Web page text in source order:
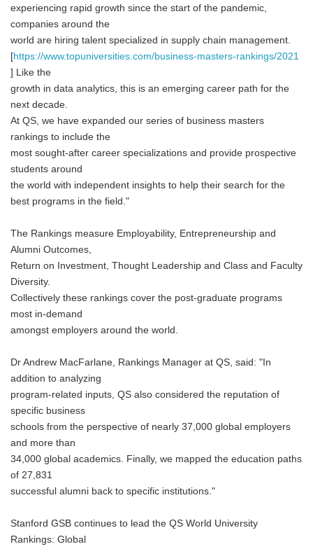
experiencing rapid growth since the start of the pandemic,
companies around the
world are hiring talent specialized in supply chain management.
[https://www.topuniversities.com/business-masters-rankings/2021
] Like the
growth in data analytics, this is an emerging career path for the
next decade.
At QS, we have expanded our series of business masters
rankings to include the
most sought-after career specializations and provide prospective
students around
the world with independent insights to help their search for the
best programs in the field."
The Rankings measure Employability, Entrepreneurship and
Alumni Outcomes,
Return on Investment, Thought Leadership and Class and Faculty
Diversity.
Collectively these rankings cover the post-graduate programs
most in-demand
amongst employers around the world.
Dr Andrew MacFarlane, Rankings Manager at QS, said: "In
addition to analyzing
program-related inputs, QS also considered the reputation of
specific business
schools from the perspective of nearly 37,000 global employers
and more than
34,000 global academics. Finally, we mapped the education paths
of 27,831
successful alumni back to specific institutions."
Stanford GSB continues to lead the QS World University
Rankings: Global